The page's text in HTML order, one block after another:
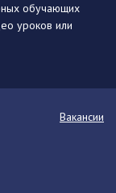
обучающих
уроков или
Вакансии